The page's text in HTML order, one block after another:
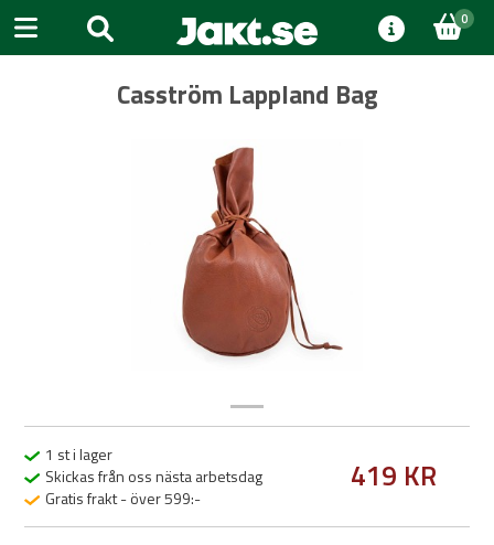
0
Casström Lappland Bag
1 st i lager
Skickas från oss nästa arbetsdag
Gratis frakt - över 599:-
419 KR